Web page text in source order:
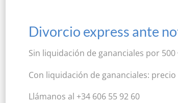
clientes se enfrentan con diversos
Conflictos entre Herederos
Divorcio express ante
Sin liquidación de gananciales por 500
Con liquidación de gananciales: precio
Llámanos al +34 606 55 92 60